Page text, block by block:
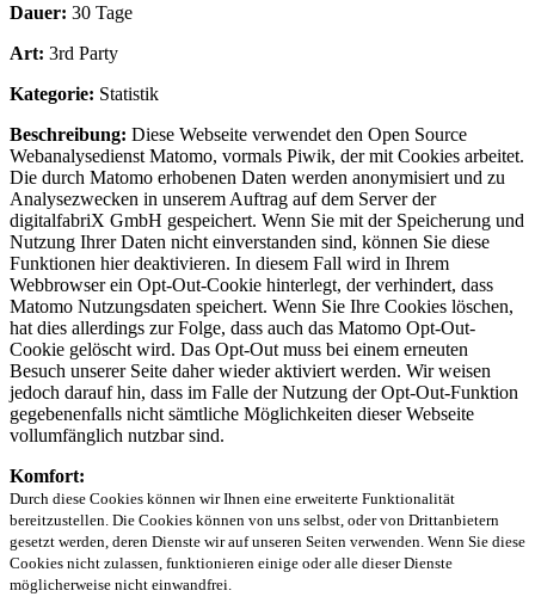
Dauer: 30 Tage
Art: 3rd Party
Kategorie: Statistik
Beschreibung: Diese Webseite verwendet den Open Source
Webanalysedienst Matomo, vormals Piwik, der mit Cookies arbeitet.
Die durch Matomo erhobenen Daten werden anonymisiert und zu
Analysezwecken in unserem Auftrag auf dem Server der
digitalfabriX GmbH gespeichert. Wenn Sie mit der Speicherung und
Nutzung Ihrer Daten nicht einverstanden sind, können Sie diese
Funktionen hier deaktivieren. In diesem Fall wird in Ihrem
Webbrowser ein Opt-Out-Cookie hinterlegt, der verhindert, dass
Matomo Nutzungsdaten speichert. Wenn Sie Ihre Cookies löschen,
hat dies allerdings zur Folge, dass auch das Matomo Opt-Out-
Cookie gelöscht wird. Das Opt-Out muss bei einem erneuten
Besuch unserer Seite daher wieder aktiviert werden. Wir weisen
jedoch darauf hin, dass im Falle der Nutzung der Opt-Out-Funktion
gegebenenfalls nicht sämtliche Möglichkeiten dieser Webseite
vollumfänglich nutzbar sind.
Komfort:
Durch diese Cookies können wir Ihnen eine erweiterte Funktionalität
bereitzustellen. Die Cookies können von uns selbst, oder von Drittanbietern
gesetzt werden, deren Dienste wir auf unseren Seiten verwenden. Wenn Sie diese
Cookies nicht zulassen, funktionieren einige oder alle dieser Dienste
möglicherweise nicht einwandfrei.